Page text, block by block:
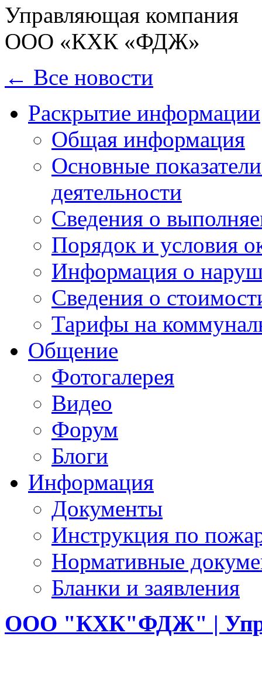
Управляющая компания
ООО «КХК «ФДЖ»
← Все новости
Раскрытие информации
Общая информация
Основные
деятельности
Сведения о
Порядок и условия
Информация о
Сведения о
Тарифы на
Общение
Фотогалерея
Видео
Форум
Блоги
Информация
Документы
Инструкция по
Нормативные
Бланки и заявления
ООО "КХК"ФДЖ" |